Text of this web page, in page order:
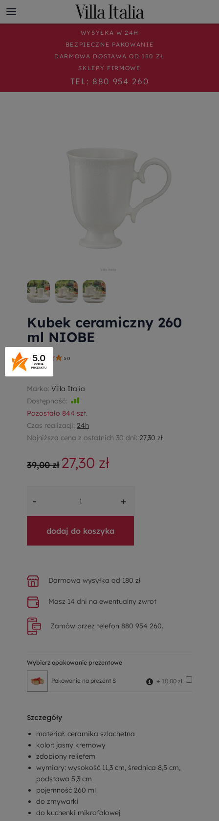
WYSYŁKA W 24H
BEZPIECZNE PAKOWANIE
DARMOWA DOSTAWA OD 180 ZŁ
SKLEPY FIRMOWE
TEL: 880 954 260
Kubek ceramiczny 260
ml NIOBE
5.0
GL0117
Marka: Villa Italia
Dostępność:
Pozostało 844 szt.
Czas realizacji: 24h
Najniższa cena z ostatnich 30 dni: 27,30 zł
39,00 zł 27,30 zł
- +
dodaj do koszyka
Darmowa wysyłka od 180 zł
Masz 14 dni na ewentualny zwrot
Zamów przez telefon 880 954 260.
Wybierz opakowanie prezentowe
Pakowanie na prezent S + 10,00 zł
Szczegóły
materiał: ceramika szlachetna
kolor: jasny kremowy
zdobiony reliefem
wymiary: wysokość 11,3 cm, średnica 8,5 cm,
podstawa 5,3 cm
pojemność 260 ml
do zmywarki
do kuchenki mikrofalowej
5.0
OCENA
PRODUKTU